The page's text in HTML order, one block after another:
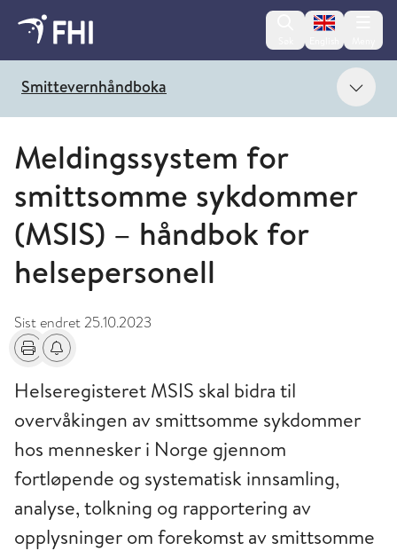
Change
Smittevernhåndboka Vis
Meldingssystem for
smittsomme sykdommer
(MSIS) – håndbok for
helsepersonell
Sist endret25.10.2023
Skriv utFå varsel om endringer
Helseregisteret MSIS skal bidra til
overvåkingen av smittsomme sykdommer
hos mennesker i Norge gjennom
fortløpende og systematisk innsamling,
analyse, tolkning og rapportering av
opplysninger om forekomst av smittsomme